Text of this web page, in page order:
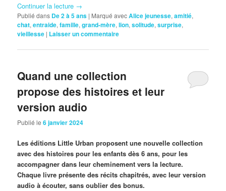
Continuer la lecture →
Publié dans De 2 à 5 ans | Marqué avecAlice jeunesse,amitié,
chat,entraide,famille,grand-mère,lion,solitude,surprise,
vieillesse | Laisser un commentaire
Quand une collection
propose des histoires et leur
version audio
Publié le6 janvier 2024
Les éditions Little Urban proposent une nouvelle collection
avec des histoires pour les enfants dès 6 ans, pour les
accompagner dans leur cheminement vers la lecture.
Chaque livre présente des récits chapitrés, avec leur version
audio à écouter, sans oublier des bonus.